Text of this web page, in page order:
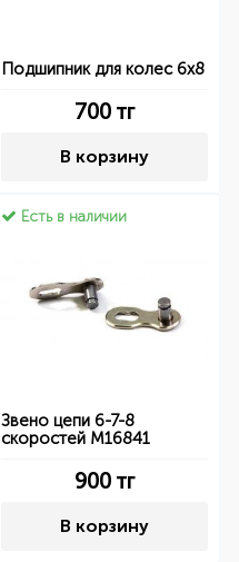
Подшипник для колес 6x8
700 тг
В корзину
Есть в наличии
Звено цепи 6-7-8
скоростей M16841
900 тг
В корзину